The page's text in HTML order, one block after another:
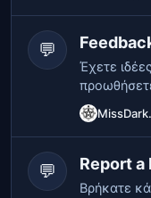
💬
Έχετε
💬 Report a
Βρήκατε